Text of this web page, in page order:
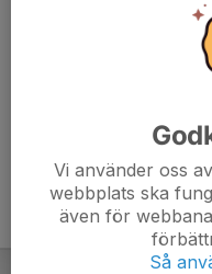
Vi använder oss
webbplats ska
även för
Så